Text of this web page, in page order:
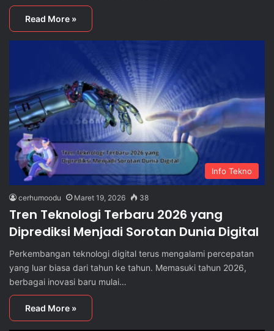
Read More »
Info Tekno
cerhumoodu Maret 19, 2026 38
Tren Teknologi Terbaru 2026 yang
Diprediksi Menjadi Sorotan Dunia Digital
Perkembangan teknologi digital terus mengalami percepatan
yang luar biasa dari tahun ke tahun. Memasuki tahun 2026,
berbagai inovasi baru mulai…
Read More »